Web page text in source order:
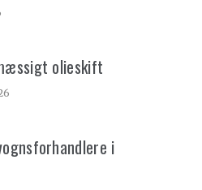
olieskift
i